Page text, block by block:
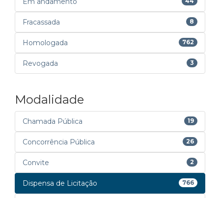
Fracassada 8
Homologada 762
Revogada 3
Modalidade
Chamada Pública 19
Concorrência Pública 26
Convite 2
Dispensa de Licitação 766